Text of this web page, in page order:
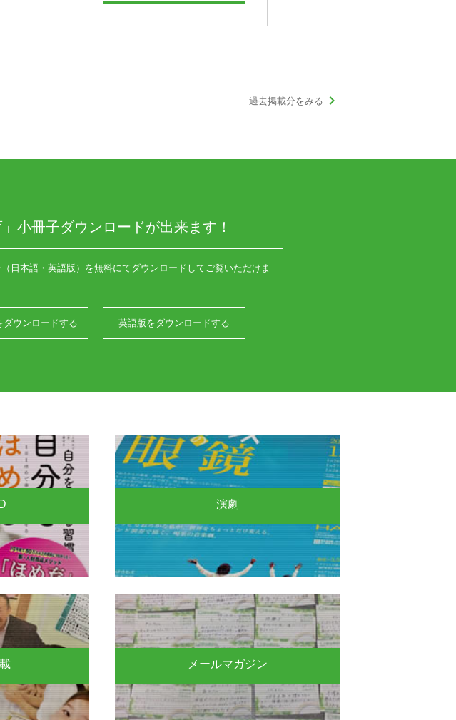
過去掲載分をみる keyboard_arrow_right
」小冊子ダウンロードが出来ます！
日本語・英語版）を無料にてダウンロードしてご覧いただけま
ダウンロードする 英語版をダウンロードする
演劇
メールマガジン